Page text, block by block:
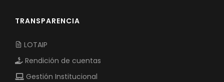
TRANSPARENCIA
LOTAIP
Rendición de cuentas
Gestión Institucional